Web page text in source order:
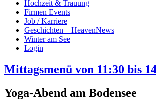
Hochzeit & Trauung
Firmen Events
Job / Karriere
Geschichten – HeavenNews
Winter am See
Login
Mittagsmenü von 11:30 bis
Yoga-Abend am Bodensee